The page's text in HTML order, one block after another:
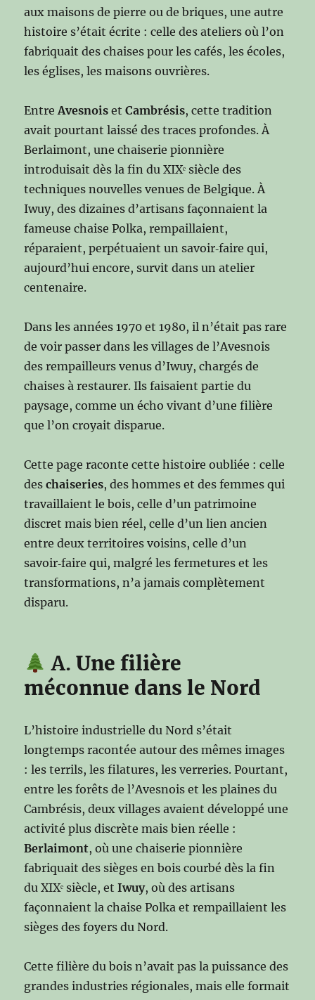
aux maisons de pierre ou de briques, une autre
histoire s’était écrite : celle des ateliers où l’on
fabriquait des chaises pour les cafés, les écoles,
les églises, les maisons ouvrières.
EntreAvesnois etCambrésis, cette tradition
avait pourtant laissé des traces profondes. À
Berlaimont, une chaiserie pionnière
introduisait dès la fin du XIXᵉ siècle des
techniques nouvelles venues de Belgique. À
Iwuy, des dizaines d’artisans façonnaient la
fameuse chaise Polka, rempaillaient,
réparaient, perpétuaient un savoir‑faire qui,
aujourd’hui encore, survit dans un atelier
centenaire.
Dans les années 1970 et 1980, il n’était pas rare
de voir passer dans les villages de l’Avesnois
des rempailleurs venus d’Iwuy, chargés de
chaises à restaurer. Ils faisaient partie du
paysage, comme un écho vivant d’une filière
que l’on croyait disparue.
Cette page raconte cette histoire oubliée : celle
deschaiseries, des hommes et des femmes qui
travaillaient le bois, celle d’un patrimoine
discret mais bien réel, celle d’un lien ancien
entre deux territoires voisins, celle d’un
savoir‑faire qui, malgré les fermetures et les
transformations, n’a jamais complètement
disparu.
A.Une filière
méconnue dans le Nord
L’histoire industrielle du Nord s’était
longtemps racontée autour des mêmes images
: les terrils, les filatures, les verreries. Pourtant,
entre les forêts de l’Avesnois et les plaines du
Cambrésis, deux villages avaient développé une
activité plus discrète mais bien réelle :
Berlaimont, où une chaiserie pionnière
fabriquait des sièges en bois courbé dès la fin
du XIXᵉ siècle, etIwuy, où des artisans
façonnaient la chaise Polka et rempaillaient les
sièges des foyers du Nord.
Cette filière du bois n’avait pas la puissance des
grandes industries régionales, mais elle formait